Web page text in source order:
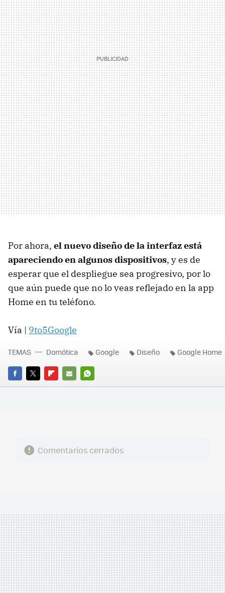
Por ahora, el nuevo diseño de la interfaz está
apareciendo en algunos dispositivos, y es de
esperar que el despliegue sea progresivo, por lo
que aún puede que no lo veas reflejado en la app
Home en tu teléfono.
Vía | 9to5Google
FACEBOOK
TWITTERFLIPBOARD
E-
WHATSAPP
TEMAS Domótica Google Diseño Google Home
Comentarios cerrados